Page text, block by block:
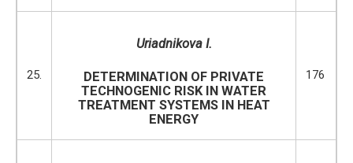
25.
Uriadnikova I.
DETERMINATION OF PRIVATE
TECHNOGENIC RISK IN WATER
TREATMENT SYSTEMS IN HEAT
ENERGY
176